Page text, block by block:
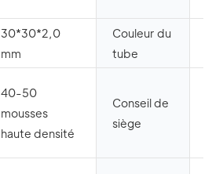
30*30*2,0
mm
Couleur du
tube
40-50
mousses
haute densité
Conseil de
siège